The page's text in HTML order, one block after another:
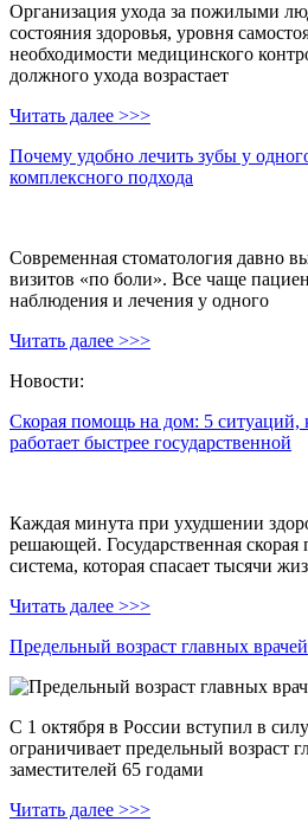
Организация ухода за пожилыми
состояния здоровья, уровня
необходимости медицинского
должного ухода возрастает
Читать далее >>>
Почему удобно лечить зубы у
комплексного подхода
Современная стоматология давно
визитов «по боли». Все чаще
наблюдения и лечения у одного
Читать далее >>>
Новости:
Скорая помощь на дом: 5 ситуаций,
работает быстрее государственной
Каждая минута при ухудшении
решающей. Государственная
система, которая спасает тысячи
Читать далее >>>
Предельный возраст главных врачей
С 1 октября в России вступил в
ограничивает предельный возраст
заместителей 65 годами
Читать далее >>>